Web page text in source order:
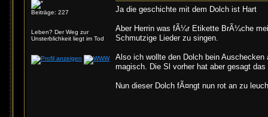
Beiträge: 227
Leben? Der Weg zur
Unsterblichkeit liegt im Tod
Ja die geschichte mit dem Dolch ist Hart
Aber Herrin was fÃ¼r Etikette BrÃ¼che
Schmutzige Lieder zu singen.
Also ich wollte den Dolch bein
magisch. Die Sl vorher hat aber gesagt
Nun dieser Dolch fÃ¤ngt nun rot an zu